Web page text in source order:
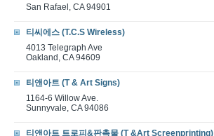
San Rafael, CA 94901
티씨에스 (T.C.S Wireless)
4013 Telegraph Ave
Oakland, CA 94609
티앤아트 (T & Art Signs)
1164-6 Willow Ave.
Sunnyvale, CA 94086
티앤아트 트로피&판촉물 (T &Art Screenprinting)